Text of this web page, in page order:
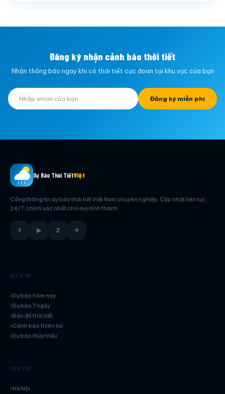
Đăng ký nhận cảnh báo thời tiết
Nhận thông báo ngay khi có thời tiết cực đoan tại khu vực của bạn
Đăng ký miễn phí
Dự Báo Thời TiếtViệt
Cổng thông tin dự báo thời tiết Việt Nam chuyên nghiệp. Cập nhật liên tục
24/7, chính xác nhất cho mọi tỉnh thành.
f ▶ Z ✈
DỊCH VỤ
Dự báo hôm nay
Dự báo 7 ngày
Bản đồ thời tiết
Cảnh báo thiên tai
Dự báo thủy triều
KHU VỰC
Hà Nội